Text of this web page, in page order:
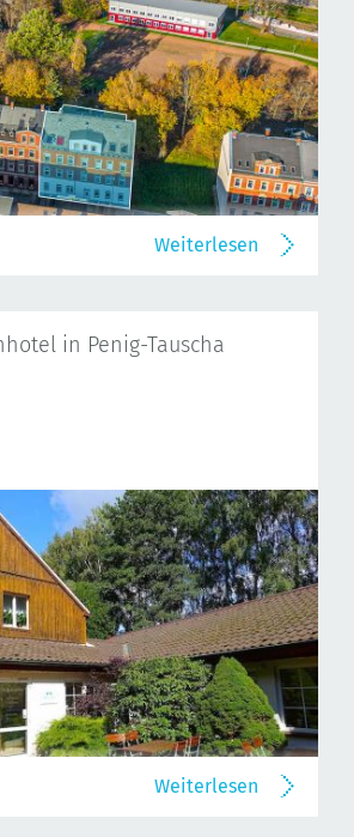
Weiterlesen
in Penig-Tauscha
Weiterlesen